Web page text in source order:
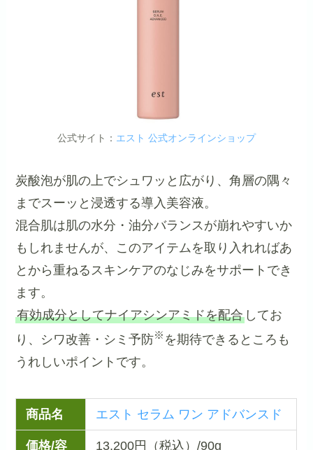
公式サイト： エスト 公式オンラインショップ
炭酸泡が肌の上でシュワッと広がり、角層の隅々
までスーッと浸透する導入美容液。
混合肌は肌の水分・油分バランスが崩れやすいか
もしれませんが、このアイテムを取り入れればあ
とから重ねるスキンケアのなじみをサポートでき
ます。
有効成分としてナイアシンアミドを配合 してお
り、シワ改善・シミ予防※ を期待できるところも
うれしいポイントです。
商品名 エスト セラム ワン アドバンスド
価格/容
13,200円（税込）/90g